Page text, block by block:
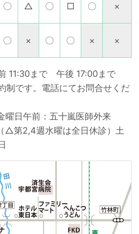
〇 △ 〇 □ 〇 ×
〇 × 〇 〇 × ×
11:30まで 午後 17:00まで
制です。電話にてお問合せくだ
日午前：五十嵐医師外来
△第2,4週水曜は全日休診）土